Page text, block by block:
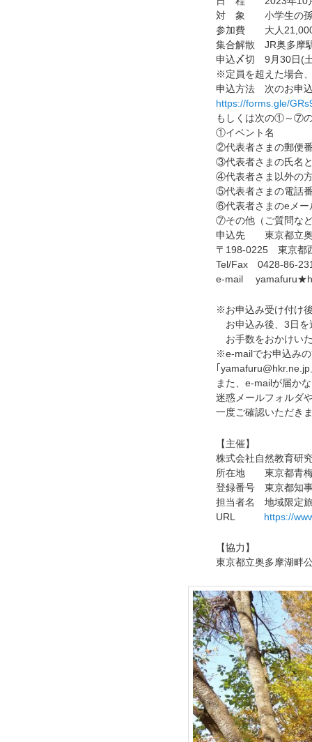
対 象 小学生の孫
参加費 大人21,000
集合解散 JR奥多摩
申込〆切 9月30日(
※定員を超えた場合
申込方法 次のお申
https://forms.gle/
もしくは次の①～⑦の
①イベント名
②代表者さまの郵便
③代表者さまの氏名
④代表者さま以外の
⑤代表者さまの電話
⑥代表者さまのeメー
⑦その他（ご質問な
申込先 東京都立奥
〒198-0225 東京都
Tel/Fax 0428-86-
e-mail
※お申込み受け付け
お申込み後、3日を
お手数をおかけい
※e-mailでお申込み
｢
また、e-mailが届か
迷惑メールフォルダ
一度ご確認いただき
【主催】
株式会社自然教育研
所在地 東京都青梅
登録番号 東京都知
担当者名 地域限定
URL https://
【協力】
東京都立奥多摩湖畔